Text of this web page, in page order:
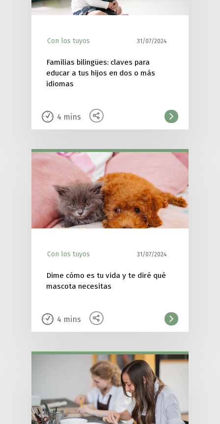
Con los tuyos 31/07/2024
Familias bilingües: claves para
educar a tus hijos en dos o más
idiomas
4 mins
Con los tuyos 31/07/2024
Dime cómo es tu vida y te diré qué
mascota necesitas
4 mins